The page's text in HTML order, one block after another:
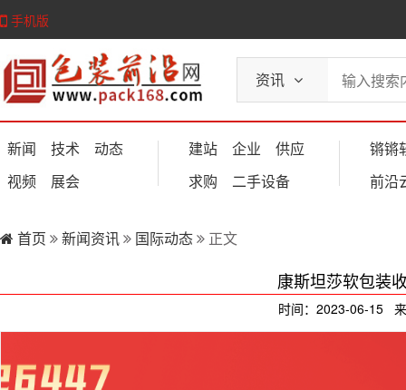
手机版
资讯
新闻 技术
动态
视频
展会
建站 企业
供应
求购
二手设备
锵锵
前沿
首页 新闻资讯 国际动态 正文
康斯坦莎软包装
时间：2023-06-15